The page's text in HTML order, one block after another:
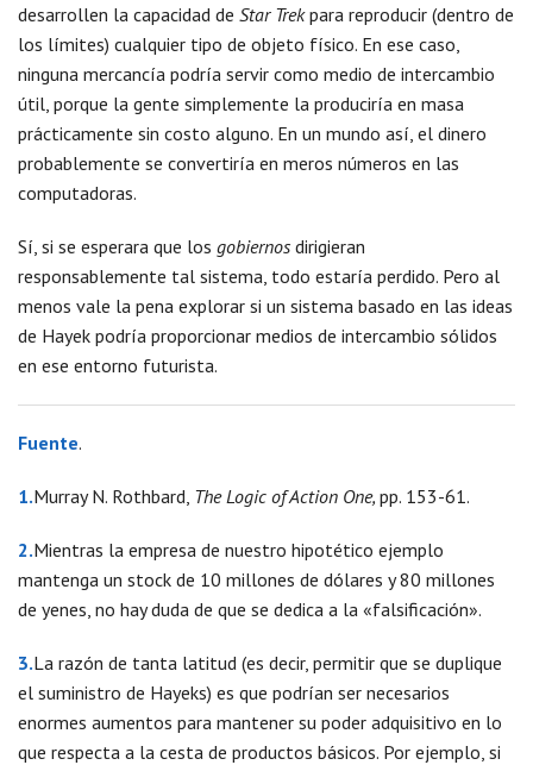
desarrollen la capacidad de Star Trekpara reproducir (dentro de
los límites) cualquier tipo de objeto físico. En ese caso,
ninguna mercancía podría servir como medio de intercambio
útil, porque la gente simplemente la produciría en masa
prácticamente sin costo alguno. En un mundo así, el dinero
probablemente se convertiría en meros números en las
computadoras.
Sí, si se esperara que los gobiernos dirigieran
responsablemente tal sistema, todo estaría perdido. Pero al
menos vale la pena explorar si un sistema basado en las ideas
de Hayek podría proporcionar medios de intercambio sólidos
en ese entorno futurista.
Fuente.
1.Murray N. Rothbard, The Logic of Action One, pp. 153-61.
2.Mientras la empresa de nuestro hipotético ejemplo
mantenga un stock de 10 millones de dólares y 80 millones
de yenes, no hay duda de que se dedica a la «falsificación».
3.La razón de tanta latitud (es decir, permitir que se duplique
el suministro de Hayeks) es que podrían ser necesarios
enormes aumentos para mantener su poder adquisitivo en lo
que respecta a la cesta de productos básicos. Por ejemplo, si